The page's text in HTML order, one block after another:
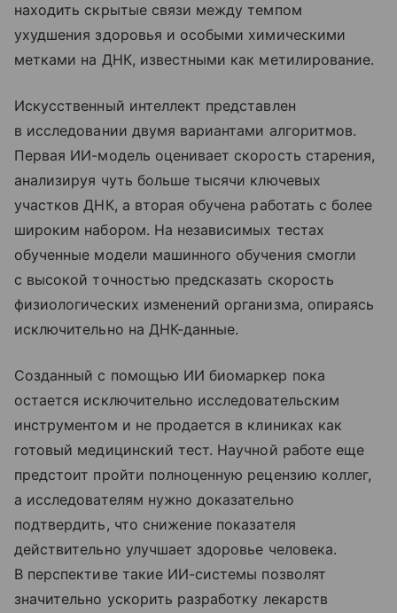
находить скрытые связи между темпом
ухудшения здоровья и особыми химическими
метками на ДНК, известными как метилирование.
Искусственный интеллект представлен
в исследовании двумя вариантами алгоритмов.
Первая ИИ-модель оценивает скорость старения,
анализируя чуть больше тысячи ключевых
участков ДНК, а вторая обучена работать с более
широким набором. На независимых тестах
обученные модели машинного обучения смогли
с высокой точностью предсказать скорость
физиологических изменений организма, опираясь
исключительно на ДНК-данные.
Созданный с помощью ИИ биомаркер пока
остается исключительно исследовательским
инструментом и не продается в клиниках как
готовый медицинский тест. Научной работе еще
предстоит пройти полноценную рецензию коллег,
а исследователям нужно доказательно
подтвердить, что снижение показателя
действительно улучшает здоровье человека.
В перспективе такие ИИ-системы позволят
значительно ускорить разработку лекарств